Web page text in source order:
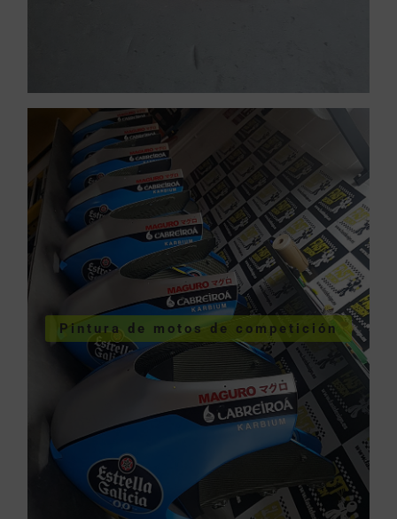
Pintura de motos de competición
Pintura de motos de
competición
VER SERVICIOS URGENTES